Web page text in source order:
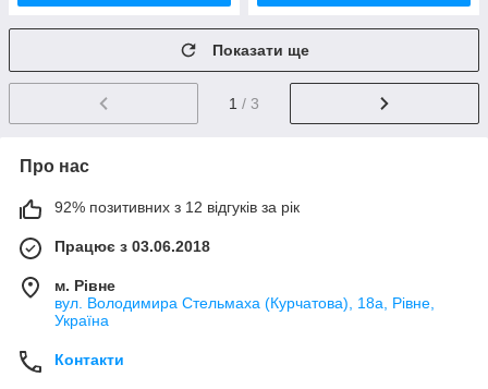
Показати ще
1 / 3
Про нас
92% позитивних з 12 відгуків за рік
Працює з 03.06.2018
м. Рівне
вул. Володимира Стельмаха (Курчатова), 18а, Рівне,
Україна
Контакти